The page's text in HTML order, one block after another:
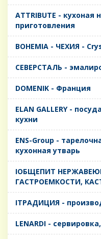
ATTRIBUTE - кухоная
приготовления
BOHEMIA - ЧЕХИЯ -
CЕВЕРСТАЛЬ -
DOMENIK - Франция
ELAN GALLERY -
кухни
ENS-Group -
кухонная утварь
IОБЩЕПИТ
ГАСТРОЕМКОСТИ,
IТРАДИЦИЯ -
LENARDI -